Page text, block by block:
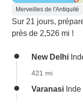
Merveilles de l'Antiquité
Sur 21 jours,
près de 2,526 mi !
New Delhi
421 mi
Varanasi Inde